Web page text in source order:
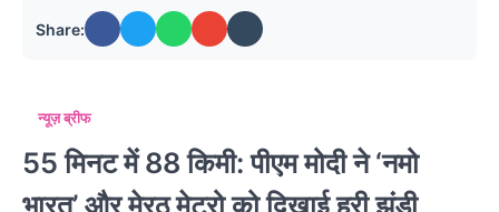
Share:
न्यूज़ ब्रीफ
55 मिनट में 88 किमी: पीएम मोदी ने ‘नमो
भारत’ और मेरठ मेट्रो को दिखाई हरी झंडी